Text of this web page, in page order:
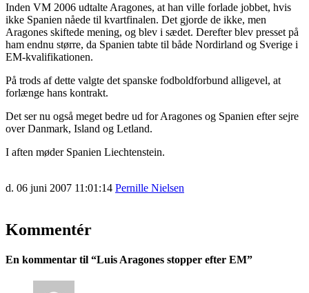
Inden VM 2006 udtalte Aragones, at han ville forlade jobbet, hvis
ikke Spanien nåede til kvartfinalen. Det gjorde de ikke, men
Aragones skiftede mening, og blev i sædet. Derefter blev presset på
ham endnu større, da Spanien tabte til både Nordirland og Sverige i
EM-kvalifikationen.
På trods af dette valgte det spanske fodboldforbund alligevel, at
forlænge hans kontrakt.
Det ser nu også meget bedre ud for Aragones og Spanien efter sejre
over Danmark, Island og Letland.
I aften møder Spanien Liechtenstein.
d. 06 juni 2007 11:01:14 Pernille Nielsen
Kommentér
En kommentar til “Luis Aragones stopper efter EM”